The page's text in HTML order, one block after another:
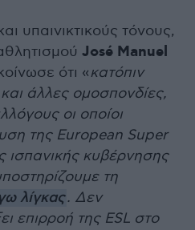
υπαινικτικούς τόνους,
José Manuel
ότι «κατόπιν
και άλλες ομοσπονδίες,
οι οποίοι
της European Super
ισπανικής κυβέρνησης
τη
λίγκας. Δεν
επιρροή της ESL στο